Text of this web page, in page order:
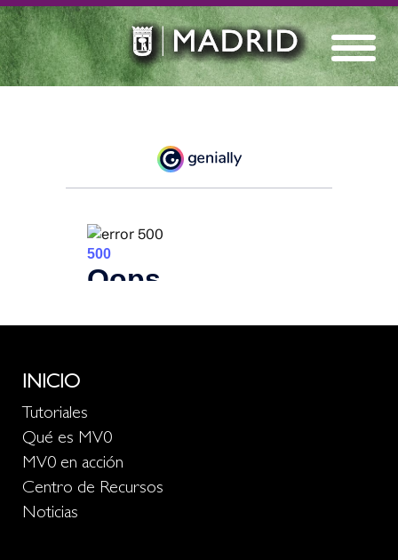
INICIO
Tutoriales
Qué es MV0
MV0 en acción
Centro de Recursos
Noticias